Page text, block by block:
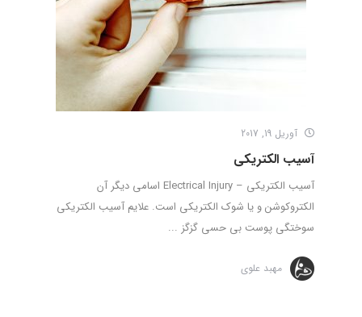
آوریل 19, 2017
آسیب الکتریکی
آسیب الکتریکی – Electrical Injury اسامی دیگر آن
الکتروکوشن و یا شوک الکتریکی است. علایم آسیب الکتریکی
سوختگی پوست بی حسی گزگز ...
مهبد علوی